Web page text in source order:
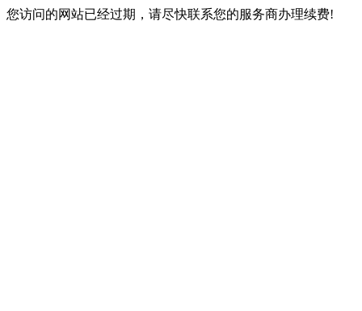
您访问的网站已经过期，请尽快联系您的服务商办理续费!